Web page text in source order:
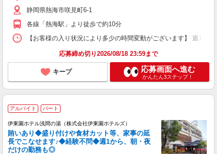
静岡県熱海市咲見町6-1
各線「熱海駅」より徒歩で約10分
【お客様の入り状況により多少の時間変動がございます】 週1日
応募締め切り2026/08/18 23:59まで
キープ 応募画面へ進む
かんたん3ステップ！
アルバイト パート
伊東園ホテル浅間の湯（株式会社伊東園ホテルズ）
賄いあり◆盛り付けや食材カット等、家事の延
長でこなせます♪◆経験不問◆週1から、朝・夜
だけの勤務も◎